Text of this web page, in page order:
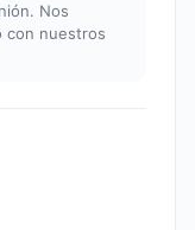
Nos
con nuestros